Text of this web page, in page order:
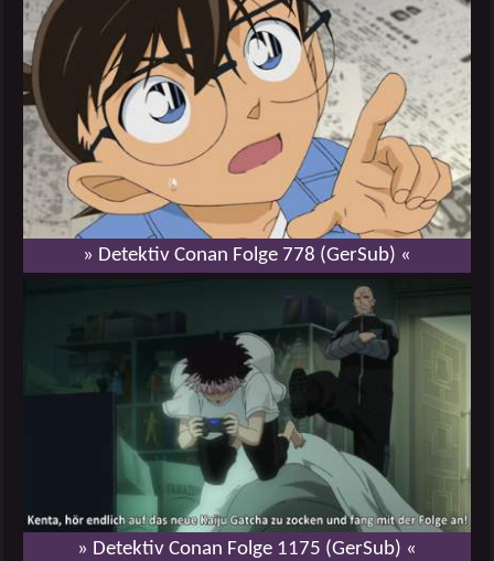
» Detektiv Conan Folge 778 (GerSub) «
» Detektiv Conan Folge 1175 (GerSub) «